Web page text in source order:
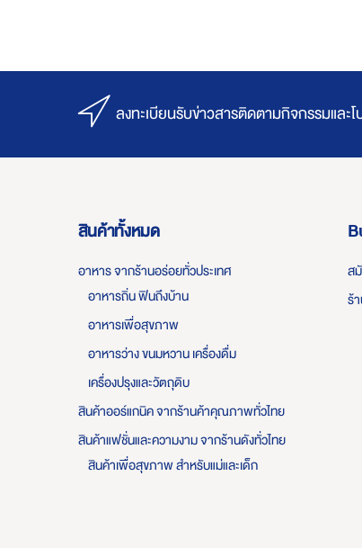
ลงทะเบียนรับข่าวสารติดตามกิจกรรมและโ
สินค้าทั้งหมด
อาหาร จากร้านอร่อยทั่วประเทศ
อาหารถิ่น ฟินถึงบ้าน
อาหารเพื่อสุขภาพ
อาหารว่าง ขนมหวาน เครื่องดื่ม
เครื่องปรุงและวัตถุดิบ
สินค้าออร์แกนิค จากร้านค้าคุณภาพทั่วไทย
สินค้าแฟชั่นและความงาม จากร้านดังทั่วไทย
สินค้าเพื่อสุขภาพ สำหรับแม่และเด็ก
ส
ร้